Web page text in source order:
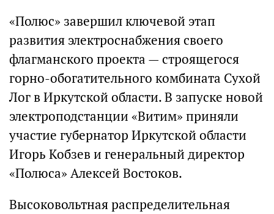
«Полюс» завершил ключевой этап
развития электроснабжения своего
флагманского проекта — строящегося
горно-обогатительного комбината Сухой
Лог в Иркутской области. В запуске новой
электроподстанции «Витим» приняли
участие губернатор Иркутской области
Игорь Кобзев и генеральный директор
«Полюса» Алексей Востоков.
Высоковольтная распределительная